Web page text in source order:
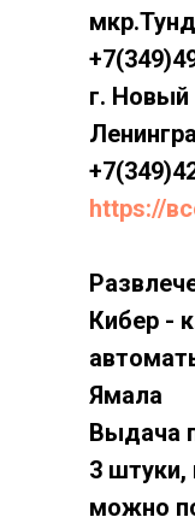
г. Новый
https://
Кибер -
Ямала
Выдача
3 штуки,
можно